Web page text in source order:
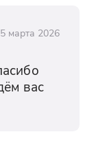
марта 2026
вас